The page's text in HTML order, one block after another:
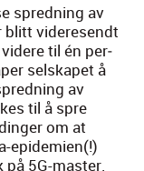
spred­ning av
blitt videre­sendt
videre til én per­
sel­skapet å
av
til å spre
om at
epi­demien(!)
5G-mas­ter.